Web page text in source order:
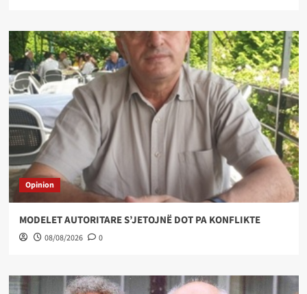
Opinion
MODELET AUTORITARE S’JETOJNË DOT PA KONFLIKTE
08/08/2026 0